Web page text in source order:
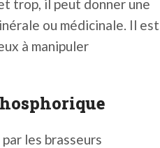
trop, il peut donner une
ou médicinale. Il est
à manipuler
les brasseurs